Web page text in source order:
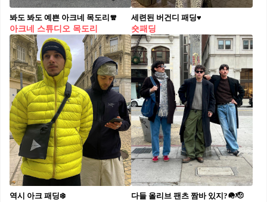
봐도 봐도 예쁜 아크네 목도리🧣
아크네 스튜디오 목도리
세련된 버건디 패딩♥️
숏패딩
역시 아크 패딩❄️
다들 올리브 팬츠 짬바 있지?🪖🫡